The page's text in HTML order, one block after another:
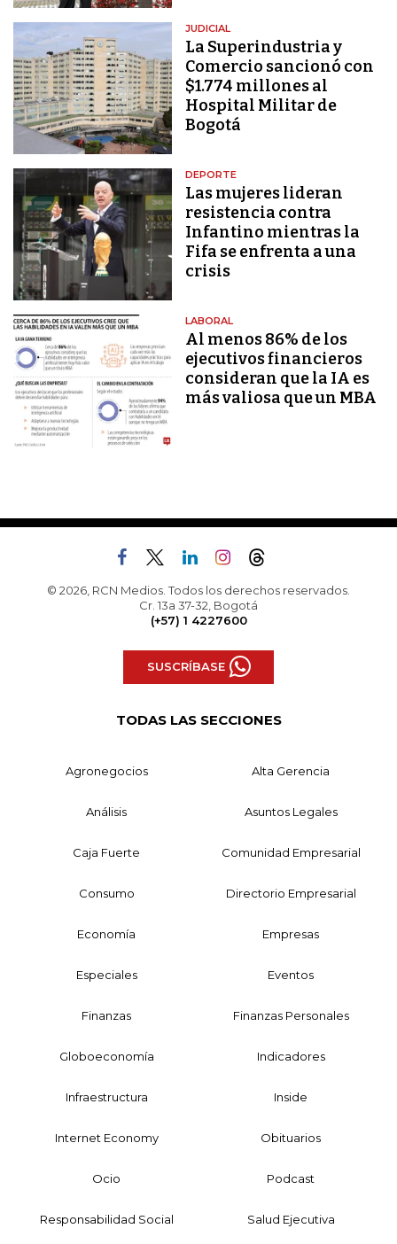
JUDICIAL
La Superindustria y
Comercio sancionó con
$1.774 millones al
Hospital Militar de
Bogotá
DEPORTE
Las mujeres lideran
resistencia contra
Infantino mientras la
Fifa se enfrenta a una
crisis
LABORAL
Al menos 86% de los
ejecutivos financieros
consideran que la IA es
más valiosa que un MBA
© 2026, RCN Medios. Todos los derechos reservados.
Cr. 13a 37-32, Bogotá
(+57) 1 4227600
SUSCRÍBASE
TODAS LAS SECCIONES
Agronegocios Alta Gerencia
Análisis Asuntos Legales
Caja Fuerte Comunidad Empresarial
Consumo Directorio Empresarial
Economía Empresas
Especiales Eventos
Finanzas Finanzas Personales
Globoeconomía Indicadores
Infraestructura Inside
Internet Economy Obituarios
Ocio Podcast
Responsabilidad Social Salud Ejecutiva